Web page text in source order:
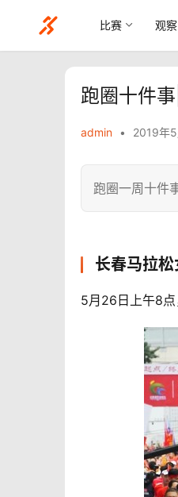
比赛 观察
跑圈十件
admin • 2019年
跑圈一周十件事
长春马拉
5月26日上午8点